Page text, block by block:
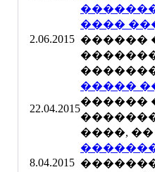
2.06.2015
����
������
�������
22.04.2015
�����
������
����, ��
8.04.2015
�������